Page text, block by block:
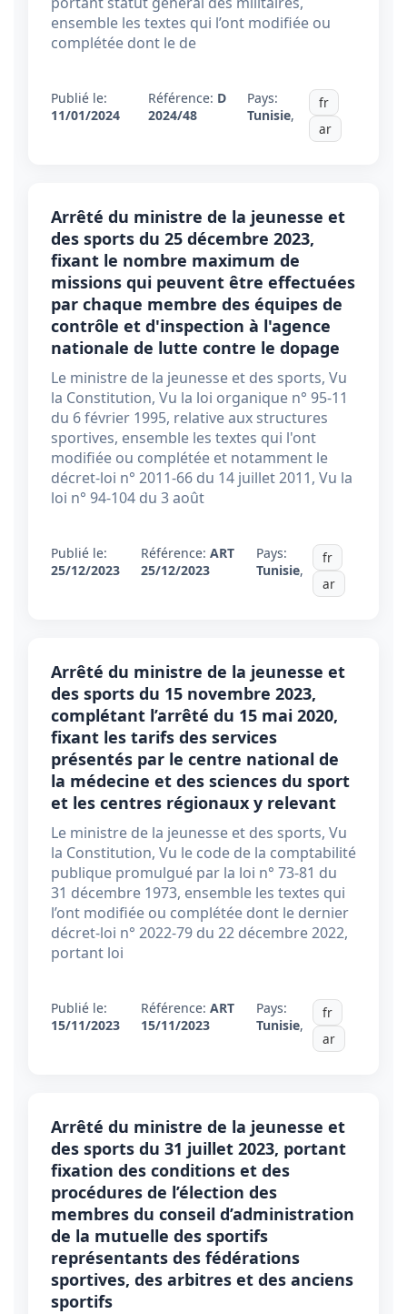
ensemble les textes qui l’ont modifiée ou
complétée dont le de
Publié le:
11/01/2024
Référence: D
2024/48
Pays:
Tunisie,
fr
ar
Arrêté du ministre de la jeunesse et
des sports du 25 décembre 2023,
fixant le nombre maximum de
missions qui peuvent être effectuées
par chaque membre des équipes de
contrôle et d'inspection à l'agence
nationale de lutte contre le dopage
Le ministre de la jeunesse et des sports, Vu
la Constitution, Vu la loi organique n° 95-11
du 6 février 1995, relative aux structures
sportives, ensemble les textes qui l'ont
modifiée ou complétée et notamment le
décret-loi n° 2011-66 du 14 juillet 2011, Vu la
loi n° 94-104 du 3 août
Publié le:
25/12/2023
Référence: ART
25/12/2023
Pays:
Tunisie,
fr
ar
Arrêté du ministre de la jeunesse et
des sports du 15 novembre 2023,
complétant l’arrêté du 15 mai 2020,
fixant les tarifs des services
présentés par le centre national de
la médecine et des sciences du sport
et les centres régionaux y relevant
Le ministre de la jeunesse et des sports, Vu
la Constitution, Vu le code de la comptabilité
publique promulgué par la loi n° 73-81 du
31 décembre 1973, ensemble les textes qui
l’ont modifiée ou complétée dont le dernier
décret-loi n° 2022-79 du 22 décembre 2022,
portant loi
Publié le:
15/11/2023
Référence: ART
15/11/2023
Pays:
Tunisie,
fr
ar
Arrêté du ministre de la jeunesse et
des sports du 31 juillet 2023, portant
fixation des conditions et des
procédures de l’élection des
membres du conseil d’administration
de la mutuelle des sportifs
représentants des fédérations
sportives, des arbitres et des anciens
sportifs